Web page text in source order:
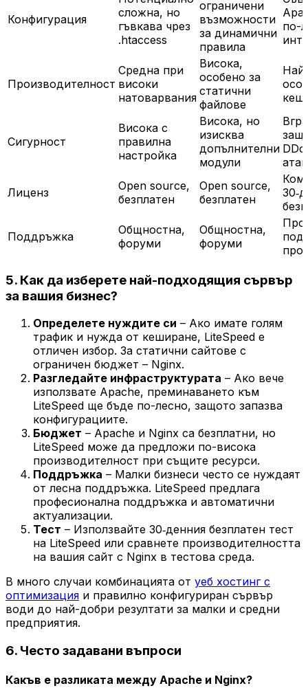
Конфигурация
сложна, но
гъвкава чрез
.htaccess
ограничени
възможности
за динамични
правила
по-
Производителност
Средна при
високи
натоварвания
Висока,
особено за
статични
файлове
Сигурност
Висока с
правилна
настройка
Висока, но
изисква
допълнителни
модули
Лиценз
Open source,
безплатен
Open source,
безплатен
Поддръжка
Общностна,
форуми
Общностна,
форуми
5. Как да изберете най-подходящия сървър
за вашия бизнес?
Определете нуждите си – Ако имате голям
трафик и нужда от кеширане, LiteSpeed е
отличен избор. За статични сайтове с
ограничен бюджет – Nginx.
Разгледайте инфраструктурата – Ако вече
използвате Apache, преминаването към
LiteSpeed ще бъде по-лесно, защото запазва
конфигурациите.
Бюджет – Apache и Nginx са безплатни, но
LiteSpeed може да предложи по-висока
производителност при същите ресурси.
Поддръжка – Малки бизнеси често се нуждаят
от лесна поддръжка. LiteSpeed предлага
професионална поддръжка и автоматични
актуализации.
Тест – Използвайте 30‑денния безплатен тест
на LiteSpeed или сравнете производителността
на вашия сайт с Nginx в тестова среда.
В много случаи комбинацията от уеб хостинг с
оптимизация и правилно конфигуриран сървър
води до най-добри резултати за малки и средни
предприятия.
6. Често задавани въпроси
Какъв е разликата между Apache и Nginx?